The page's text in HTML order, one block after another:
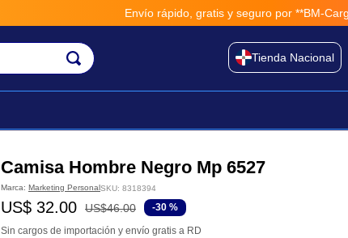
Envío rápido, gratis y seguro por **BM-Cargo**
Tienda Nacional
Camisa Hombre Negro Mp 6527
Marca: Marketing PersonalSKU: 8318394
US$ 32.00 US$46.00 -30 %
Sin cargos de importación y envío gratis a RD